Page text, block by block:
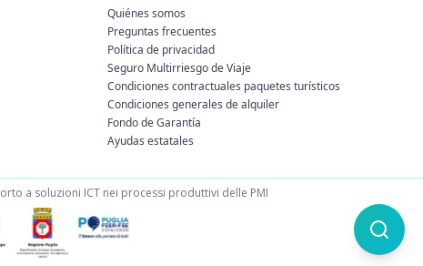
Quiénes somos
Preguntas frecuentes
Política de privacidad
Seguro Multirriesgo de Viaje
Condiciones contractuales paquetes turísticos
Condiciones generales de alquiler
Fondo de Garantía
Ayudas estatales
a soluzioni ICT nei processi produttivi delle PMI